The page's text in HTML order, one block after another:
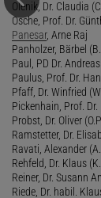
Olenik, Dr. Claudia
Osche, Prof. Dr.
Panesar, Arne Raj
Panholzer, Bärbel
Paul, PD Dr. Andreas
Paulus, Prof. Dr.
Pfaff, Dr. Winfried
Pickenhain, Prof. Dr.
Probst, Dr. Oliver
Ramstetter, Dr.
Ravati, Alexander
Rehfeld, Dr. Klaus
Reiner, Dr. Susann
Riede, Dr. habil.